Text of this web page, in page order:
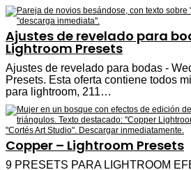
Ajustes de revelado para
Lightroom Presets
Ajustes de revelado para bodas -
Presets. Esta oferta contiene todos
para lightroom, 211…
Copper – Lightroom Presets
9 PRESETS PARA LIGHTROOM